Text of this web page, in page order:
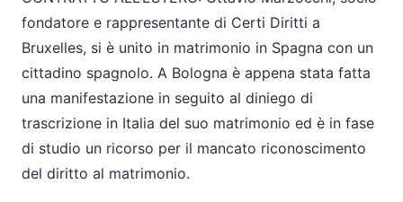
fondatore e rappresentante di Certi Diritti a
Bruxelles, si è unito in matrimonio in Spagna con un
cittadino spagnolo. A Bologna è appena stata fatta
una manifestazione in seguito al diniego di
trascrizione in Italia del suo matrimonio ed è in fase
di studio un ricorso per il mancato riconoscimento
del diritto al matrimonio.